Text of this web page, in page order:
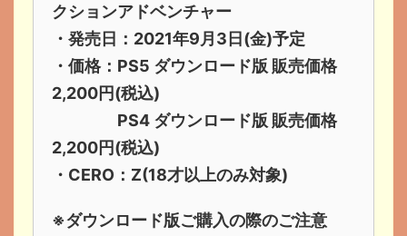
クションアドベンチャー
・発売日：2021年9月3日(金)予定
・価格：PS5 ダウンロード版 販売価格
2,200円(税込)
PS4 ダウンロード版 販売価格
2,200円(税込)
・CERO：Z(18才以上のみ対象)
※ダウンロード版ご購入の際のご注意